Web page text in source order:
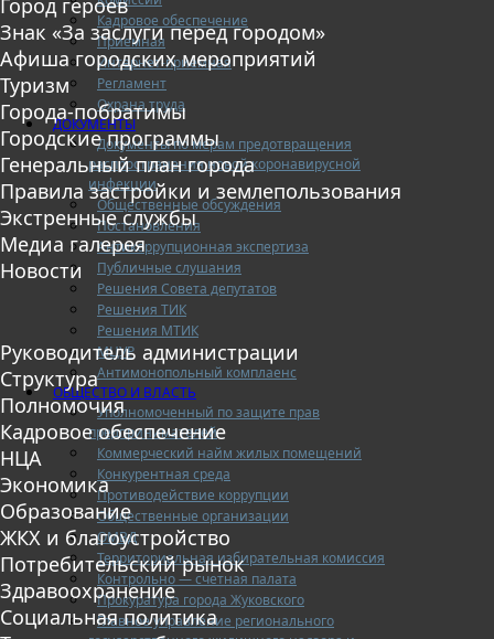
Кадровое обеспечение
Приемная
Интернет-приемная
Регламент
Охрана труда
ДОКУМЕНТЫ
Документы по мерам предотвращения
распространения новой коронавирусной
инфекции
Общественные обсуждения
Постановления
Антикоррупционная экспертиза
Публичные слушания
Решения Совета депутатов
Решения ТИК
Решения МТИК
МЦУР
Антимонопольный комплаенс
ОБЩЕСТВО И ВЛАСТЬ
Уполномоченный по защите прав
предпринимателей
Коммерческий найм жилых помещений
Конкурентная среда
Противодействие коррупции
Общественные организации
ОМВД
Территориальная избирательная комиссия
Контрольно — счетная палата
Прокуратура города Жуковского
Главное управление регионального
Город героев
Знак «За заслуги перед городом»
Афиша городских мероприятий
Туризм
Города-побратимы
Городские программы
Генеральный план города
Правила застройки и землепользования
Экстренные службы
Медиа галерея
Новости
Руководитель администрации
Структура
Полномочия
Кадровое обеспечение
НЦА
Экономика
Образование
ЖКХ и благоустройство
Потребительский рынок
Здравоохранение
Социальная политика